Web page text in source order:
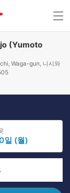
(Yumoto
Waga-gun, 니시와
일 (월)